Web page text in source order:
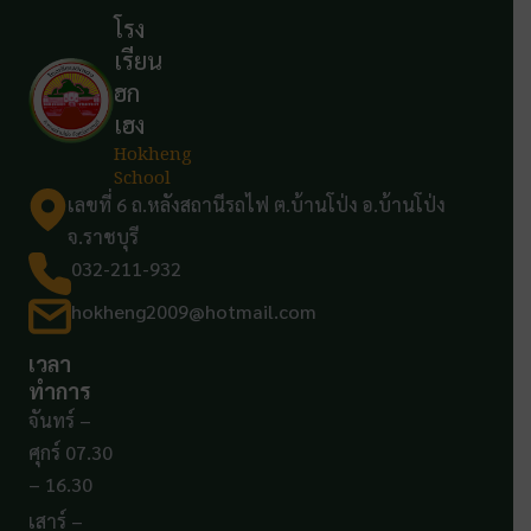
โรง
เรียน
ฮก
เฮง
Hokheng
School
เลขที่ 6 ถ.หลังสถานีรถไฟ ต.บ้านโป่ง อ.บ้านโป่ง
จ.ราชบุรี
032-211-932
hokheng2009@hotmail.com
เวลา
ทำการ
จันทร์ –
ศุกร์ 07.30
– 16.30
เสาร์ –